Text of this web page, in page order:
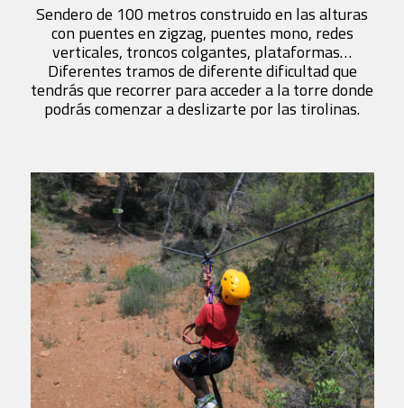
Sendero de 100 metros construido en las alturas
con puentes en zigzag, puentes mono, redes
verticales, troncos colgantes, plataformas…
Diferentes tramos de diferente dificultad que
tendrás que recorrer para acceder a la torre donde
podrás comenzar a deslizarte por las tirolinas.